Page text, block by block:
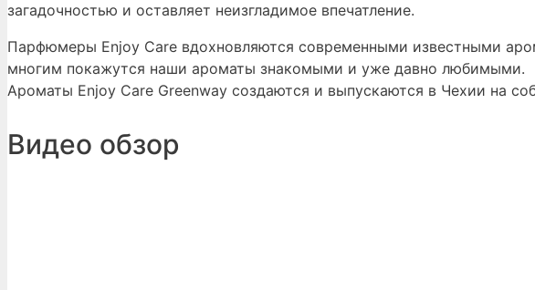
загадочностью и оставляет неизгладимое впечатление.
Парфюмеры Enjoy Care вдохновляются современными известными
многим покажутся наши ароматы знакомыми и уже давно любимыми.
Ароматы Enjoy Care Greenway создаются и выпускаются в Чехии на
Видео обзор